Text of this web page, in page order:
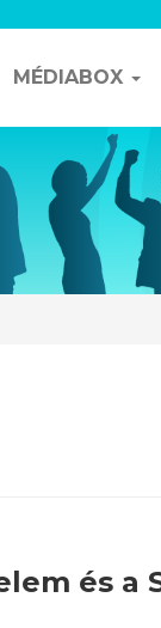
MÉDIABOX
és a